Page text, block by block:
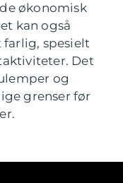
økonomisk
kan også
spesielt
Det
og
grenser før